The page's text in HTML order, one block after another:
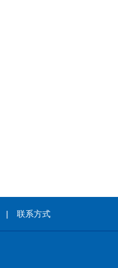
| 联系方式